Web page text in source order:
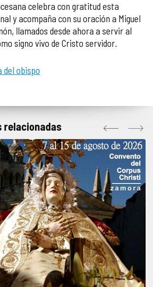
celebra con gratitud esta
y acompaña con su oración a Miguel
llamados desde ahora a servir al
signo vivo de Cristo servidor.
del obispo
relacionadas